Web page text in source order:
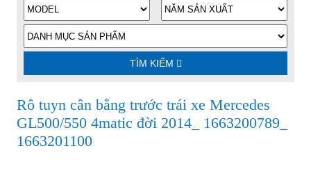
TÌM KIẾM
Rô tuyn cân bằng trước trái xe Mercedes
GL500/550 4matic đời 2014_ 1663200789_
1663201100